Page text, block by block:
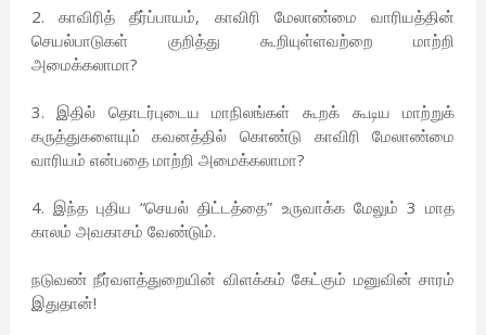
2. காவிரித் தீர்ப்பாயம், காவிரி மேலாண்மை வாரியத்தின்
செயல்பாடுகள் குறித்து கூறியுள்ளவற்றை மாற்றி
அமைக்கலாமா?
3. இதில் தொடர்புடைய மாநிலங்கள் கூறக் கூடிய மாற்றுக்
கருத்துகளையும் கவனத்தில் கொண்டு காவிரி மேலாண்மை
வாரியம் என்பதை மாற்றி அமைக்கலாமா?
4. இந்த புதிய “செயல் திட்டத்தை” உருவாக்க மேலும் 3 மாத
காலம் அவகாசம் வேண்டும்.
நடுவண் நீர்வளத்துறையின் விளக்கம் கேட்கும் மனுவின் சாரம்
இதுதான்!